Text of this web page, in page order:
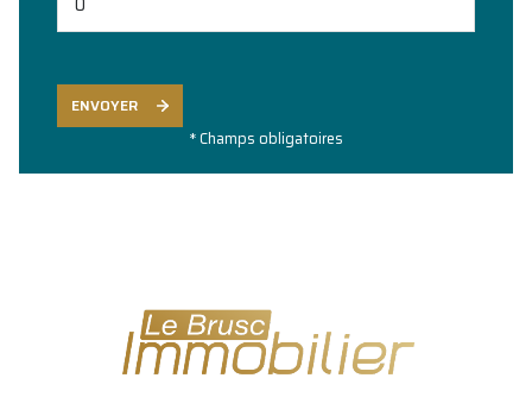
ENVOYER
* Champs obligatoires